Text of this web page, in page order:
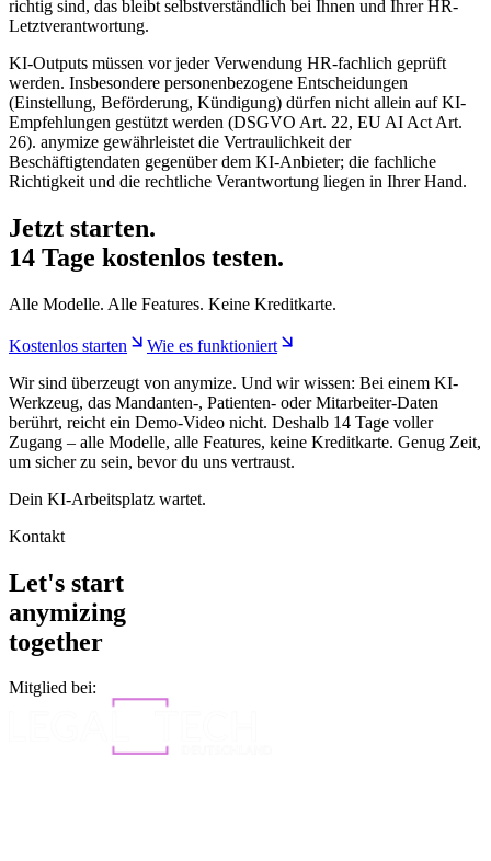
richtig sind, das bleibt selbstverständlich bei Ihnen und Ihrer HR-
Letztverantwortung.
KI-Outputs müssen vor jeder Verwendung HR-fachlich geprüft
werden. Insbesondere personenbezogene Entscheidungen
(Einstellung, Beförderung, Kündigung) dürfen nicht allein auf KI-
Empfehlungen gestützt werden (DSGVO Art. 22, EU AI Act Art.
26). anymize gewährleistet die Vertraulichkeit der
Beschäftigtendaten gegenüber dem KI-Anbieter; die fachliche
Richtigkeit und die rechtliche Verantwortung liegen in Ihrer Hand.
Jetzt starten.
14 Tage kostenlos testen.
Alle Modelle. Alle Features. Keine Kreditkarte.
Kostenlos starten
Wie es funktioniert
Wir sind überzeugt von anymize. Und wir wissen: Bei einem KI-
Werkzeug, das Mandanten-, Patienten- oder Mitarbeiter-Daten
berührt, reicht ein Demo-Video nicht. Deshalb 14 Tage voller
Zugang – alle Modelle, alle Features, keine Kreditkarte. Genug Zeit,
um sicher zu sein, bevor du uns vertraust.
Dein KI-Arbeitsplatz wartet.
Kontakt
Let's start
anymizing
together
Mitglied bei: